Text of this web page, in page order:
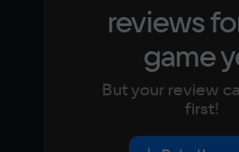
DirectX(R): 9.0, Звуковая
совместимая c DirectX
reviews
game
But your review
first!